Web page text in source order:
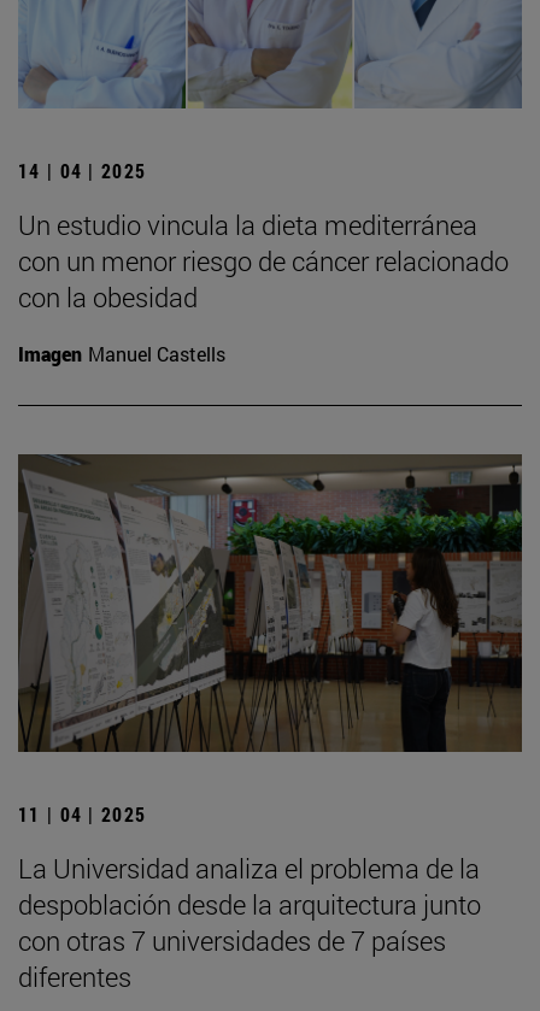
14 | 04 | 2025
Un estudio vincula la dieta mediterránea
con un menor riesgo de cáncer relacionado
con la obesidad
Imagen Manuel Castells
11 | 04 | 2025
La Universidad analiza el problema de la
despoblación desde la arquitectura junto
con otras 7 universidades de 7 países
diferentes